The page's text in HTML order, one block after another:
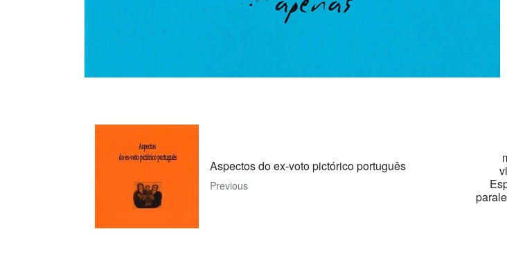
Aspectos do ex-voto pictórico português
Previous